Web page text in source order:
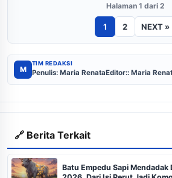
Halaman 1 dari 2
1 2 NEXT »
M
TIM REDAKSI
Penulis: Maria RenataEditor:: Maria
🔗 Berita Terkait
Batu Empedu Sapi